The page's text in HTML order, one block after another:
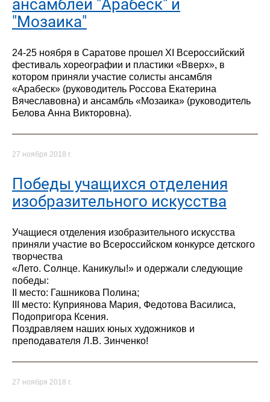
ансамблей "Арабеск" и
"Мозаика"
24-25 ноября в Саратове прошел XI Всероссийский
фестиваль хореографии и пластики «Вверх», в
котором приняли участие солисты ансамбля
«Арабеск» (руководитель Россова Екатерина
Вячеславовна) и ансамбль «Мозаика» (руководитель
Белова Анна Викторовна).
27 ноября 2018 г.
Победы учащихся отделения
изобразительного искусства
Учащиеся отделения изобразительного искусства
приняли участие во Всероссийском конкурсе детского
творчества
«Лето. Солнце. Каникулы!» и одержали следующие
победы:
II место: Гашникова Полина;
III место: Куприянова Мария, Федотова Василиса,
Подопригора Ксения.
Поздравляем наших юных художников и
преподавателя Л.В. Зинченко!
27 ноября 2018 г.